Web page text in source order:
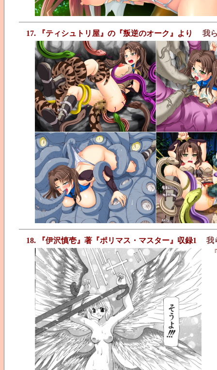
17. 『ティシュトリ屋』の『叛逆のオーク』より 我
18. 『伊沢慎壱』著『ポリマス・マスター』収録1
我